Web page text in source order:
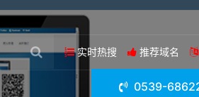
实时热搜 推荐域名
0539-